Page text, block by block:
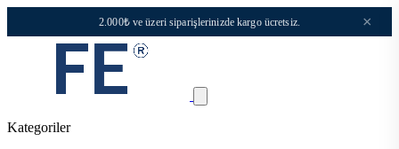
2.000₺ ve üzeri siparişlerinizde kargo ücretsiz. ×
Kategoriler